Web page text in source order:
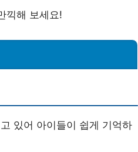
끽해 보세요!
있어 아이들이 쉽게 기억하